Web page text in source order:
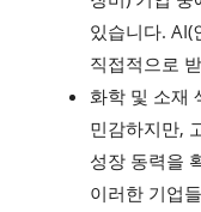
있습니다. AI(
직접적으로
화학 및 소재
민감하지만,
성장 동력을
이러한 기업